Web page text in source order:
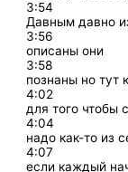
3:54
Давным давно
3:56
описаны они
3:58
познаны но тут
4:02
для того чтобы
4:04
надо как-то из
4:07
если каждый